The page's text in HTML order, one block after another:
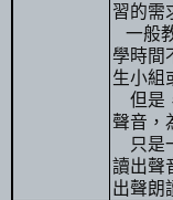
習的需
一般
學時間
生小組
但是
聲音，
只是
讀出聲
出聲朗